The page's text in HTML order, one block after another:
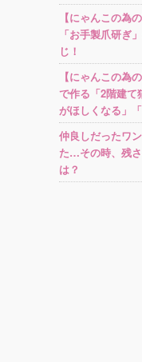
【にゃんこの為
「お手製爪研ぎ
じ！
【にゃんこの為
で作る「2階建て
がほしくなる」
仲良しだったワ
た…その時、残
は？